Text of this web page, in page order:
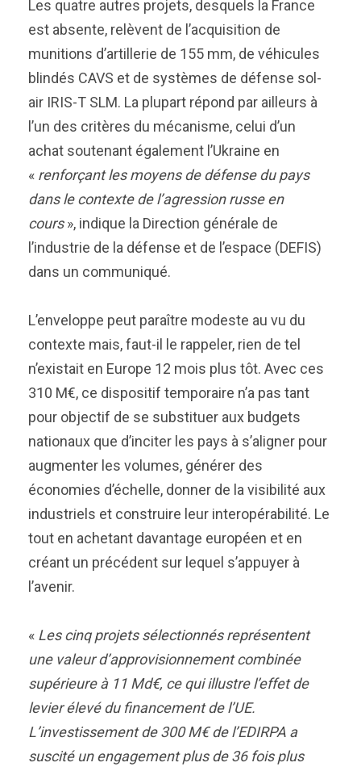
Les quatre autres projets, desquels la France
est absente, relèvent de l’acquisition de
munitions d’artillerie de 155 mm, de véhicules
blindés CAVS et de systèmes de défense sol-
air IRIS-T SLM. La plupart répond par ailleurs à
l’un des critères du mécanisme, celui d’un
achat soutenant également l’Ukraine en
« renforçant les moyens de défense du pays
dans le contexte de l’agression russe en
cours», indique la Direction générale de
l’industrie de la défense et de l’espace (DEFIS)
dans un communiqué.
L’enveloppe peut paraître modeste au vu du
contexte mais, faut-il le rappeler, rien de tel
n’existait en Europe 12 mois plus tôt. Avec ces
310 M€, ce dispositif temporaire n’a pas tant
pour objectif de se substituer aux budgets
nationaux que d’inciter les pays à s’aligner pour
augmenter les volumes, générer des
économies d’échelle, donner de la visibilité aux
industriels et construire leur interopérabilité. Le
tout en achetant davantage européen et en
créant un précédent sur lequel s’appuyer à
l’avenir.
« Les cinq projets sélectionnés représentent
une valeur d’approvisionnement combinée
supérieure à 11 Md€, ce qui illustre l’effet de
levier élevé du financement de l’UE.
L’investissement de 300 M€ de l’EDIRPA a
suscité un engagement plus de 36 fois plus